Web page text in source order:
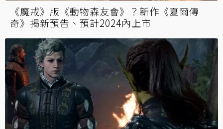
《魔戒》版《動物森友會》？新作《夏爾傳
奇》揭新預告、預計2024內上市